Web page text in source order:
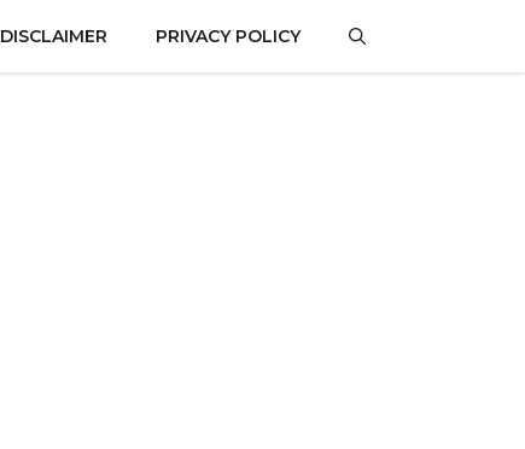
DISCLAIMER PRIVACY POLICY